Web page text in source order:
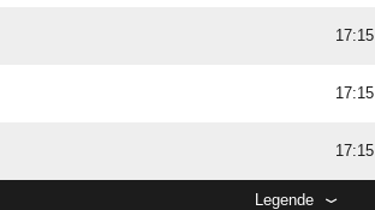



Legende